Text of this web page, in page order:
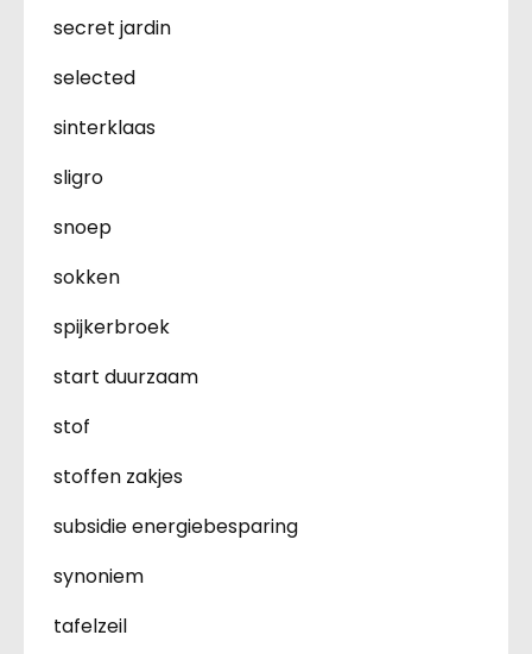
secret jardin
selected
sinterklaas
sligro
snoep
sokken
spijkerbroek
start duurzaam
stof
stoffen zakjes
subsidie energiebesparing
synoniem
tafelzeil